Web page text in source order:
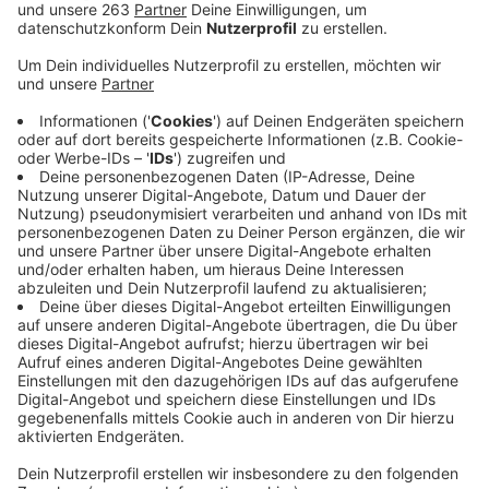
Anzeige
Er war der jüngste Herausforderer von Amtsinhaber
Steffen Mues (CDU). Der 28-jährige SPD-Politiker
Tristan Vitt wird neuer Bürgermeister in Siegen. Er
gewann am Sonntag (28.09.) die Stichwahl mit 50,02
Prozent. Amtsinhaber Mues kam auf 49,98 Prozent
und ist damit abgewählt.
Die Auszählung war spannend bis zur letzten Minute.
Direkt zu Beginn lag Vitt deutlich in Führung, später
holte Mues auf und beide lagen bis zum Schluss Kopf-
an-Kopf. Am Ende gewinnt Vitt mit nur zehn Stimmen
Vorsprung!
Kreis sowie in Burbach und Bad Laasphe - findet ihr hier